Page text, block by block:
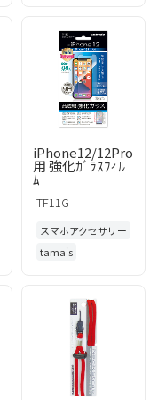
iPhone12/12Pro
用 強化ｶﾞﾗｽﾌｨﾙ
ﾑ
TF11G
スマホアクセサリー
tama's